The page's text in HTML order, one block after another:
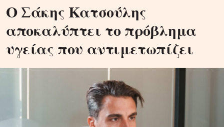
Ο Σάκης Κατσούλης
αποκαλύπτει το πρόβλημα
υγείας που αντιμετωπίζει